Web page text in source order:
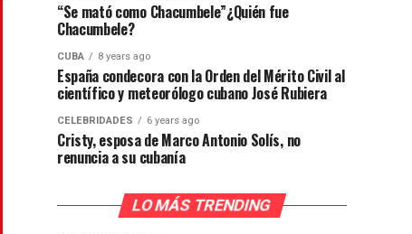
“Se mató como Chacumbele”¿Quién fue
Chacumbele?
CUBA 8 years ago
España condecora con la Orden del Mérito Civil al
científico y meteorólogo cubano José Rubiera
CELEBRIDADES 6 years ago
Cristy, esposa de Marco Antonio Solís, no
renuncia a su cubanía
LO MÁS TRENDING